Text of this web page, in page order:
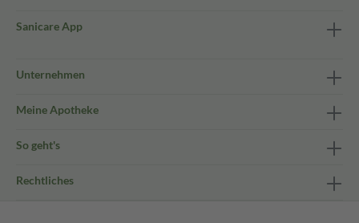
Sanicare App
Unternehmen
Meine Apotheke
So geht's
Rechtliches